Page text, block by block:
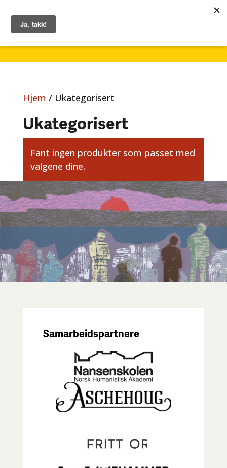
Hjem / Ukategorisert
Ukategorisert
Fant ingen produkter som passet med
valgene dine.
Samarbeidspartnere